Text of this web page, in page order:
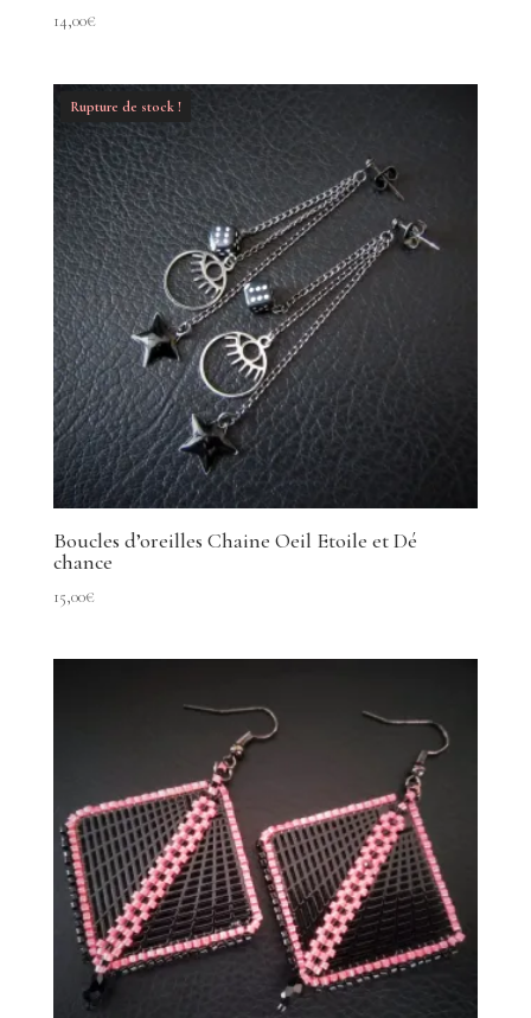
14,00€
Rupture de stock !
Boucles d’oreilles Chaine Oeil Etoile et Dé
chance
15,00€